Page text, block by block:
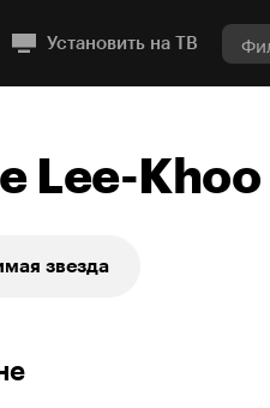
Установить на ТВ
Lee-Khoo
звезда